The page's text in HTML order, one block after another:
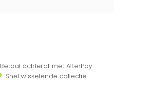
Betaal achteraf met AfterPay
Snel wisselende collectie